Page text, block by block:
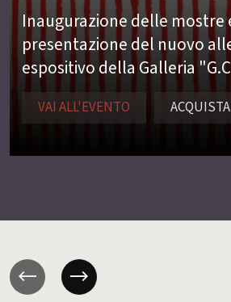
Inaugurazione delle mostre
presentazione del nuovo
espositivo della Galleria
VAI ALL'EVENTO
PreviousNext